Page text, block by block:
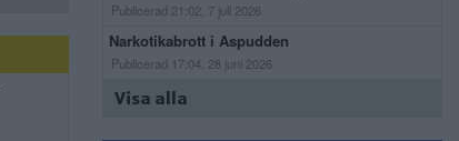
Publicerad 21:02, 7 juli 2026
Narkotikabrott i Aspudden
Publicerad 17:04, 28 juni 2026
Visa alla